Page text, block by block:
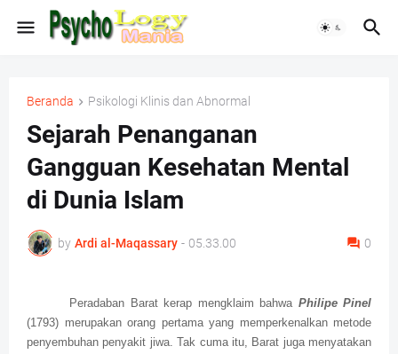
Beranda Psikologi Klinis dan Abnormal
Sejarah Penanganan
Gangguan Kesehatan Mental
di Dunia Islam
by Ardi al-Maqassary - 05.33.00 0
Peradaban Barat kerap mengklaim bahwa Philipe Pinel
(1793) merupakan orang pertama yang memperkenalkan metode
penyembuhan penyakit jiwa. Tak cuma itu, Barat juga menyatakan